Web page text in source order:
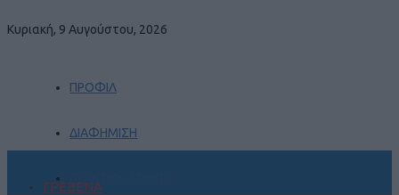
Κυριακή, 9 Αυγούστου, 2026
ΠΡΟΦΙΛ
ΔΙΑΦΗΜΙΣΗ
ΓΡΕΒΕΝΑ